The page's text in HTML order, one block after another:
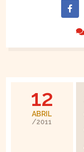
12
ABRIL
/2011